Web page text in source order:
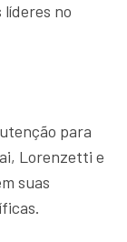
líderes no
para
Lorenzetti e
suas